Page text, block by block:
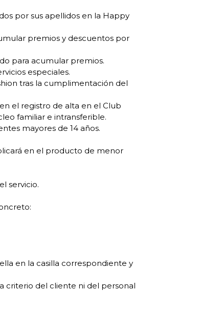
por sus apellidos en la Happy
premios y descuentos por
para acumular premios.
especiales.
tras la cumplimentación del
el registro de alta en el Club
familiar e intransferible.
mayores de 14 años.
en el producto de menor
servicio.
en la casilla correspondiente y
criterio del cliente ni del personal